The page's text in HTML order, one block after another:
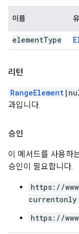
이름
elementType
리턴
RangeElement
과입니다.
승인
이 메서드를 사용하
승인이 필요합니다.
https://
currentonly
https://